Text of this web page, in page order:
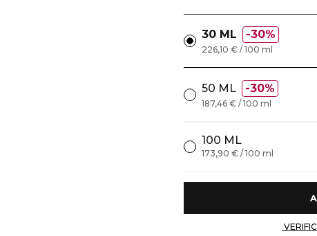
30 ML 30%
226,10 € / 100 ml
50 ML 30%
187,46 € / 100 ml
100 ML
173,90 € / 100 ml